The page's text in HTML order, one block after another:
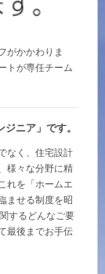
がかかわりま
トが専任チーム
ニア」です。
なく、住宅設計
様々な分野に精
れを「ホームエ
ませる制度を昭
するどんなご要
最後までお手伝